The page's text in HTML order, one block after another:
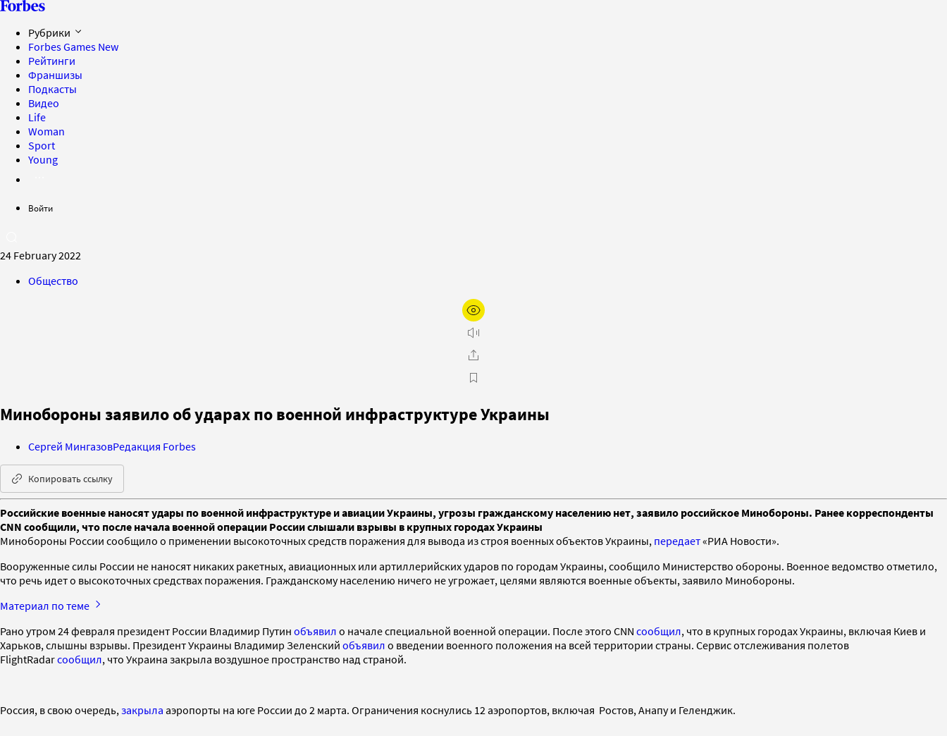
Рубрики
Forbes Games New
Рейтинги
Франшизы
Подкасты
Видео
Life
Woman
Sport
Young
Войти
24 February 2022
Общество
Минобороны заявило об ударах по военной инфраструктуре Украины
Сергей МингазовРедакция Forbes
Копировать ссылку
Российские военные наносят удары по военной инфраструктуре и авиации Украины, угрозы гражданскому населению нет, заявило российское Минобороны. Ранее корреспонденты
CNN сообщили, что после начала военной операции России слышали взрывы в крупных городах Украины
Минобороны России сообщило о применении высокоточных средств поражения для вывода из строя военных объектов Украины, передает«РИА Новости».
Вооруженные силы России не наносят никаких ракетных, авиационных или артиллерийских ударов по городам Украины, сообщило Министерство обороны. Военное ведомство отметило,
что речь идет о высокоточных средствах поражения. Гражданскому населению ничего не угрожает, целями являются военные объекты, заявило Минобороны.
Материал по теме
Рано утром 24 февраля президент России Владимир Путин объявил о начале специальной военной операции. После этого CNN сообщил, что в крупных городах Украины, включая Киев и
Харьков, слышны взрывы. Президент Украины Владимир Зеленский объявил о введении военного положения на всей территории страны. Сервис отслеживания полетов
FlightRadarсообщил, что Украина закрыла воздушное пространство над страной.
Россия, в свою очередь, закрыла аэропорты на юге России до 2 марта. Ограничения коснулись 12 аэропортов, включая Ростов, Анапу и Геленджик.